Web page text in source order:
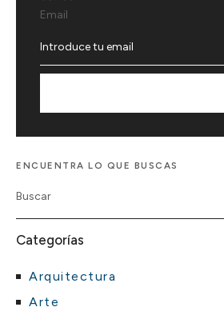
Email
ENCUENTRA LO QUE BUSCAS
Categorías
Arquitectura
Arte